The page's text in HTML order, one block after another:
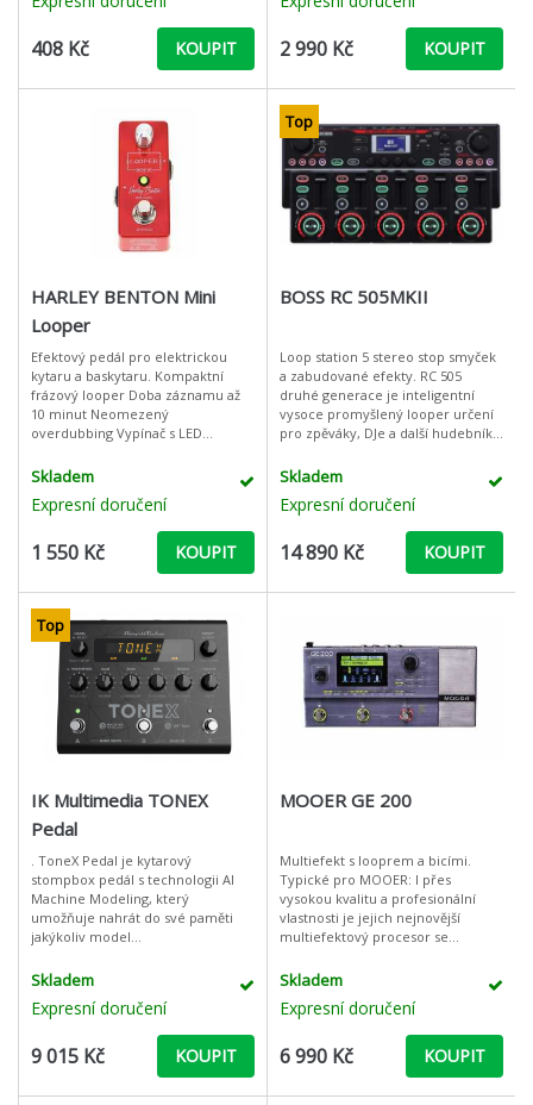
408 Kč KOUPIT 2 990 Kč KOUPIT
HARLEY BENTON Mini
Looper
Efektový pedál pro elektrickou
kytaru a baskytaru. Kompaktní
frázový looper Doba záznamu až
10 minut Neomezený
overdubbing Vypínač s LED
pouzdro 6,3 mm jack vstup
Skladem
Expresní doručení
1 550 Kč KOUPIT
Top
BOSS RC 505MKII
Loop station 5 stereo stop smyček
a zabudované efekty. RC 505
druhé generace je inteligentní
vysoce promyšlený looper určení
pro zpěváky, DJe a další hudebníky.
můžete mít vždy po ruce
Skladem
Expresní doručení
14 890 Kč KOUPIT
Top
IK Multimedia TONEX
Pedal
. ToneX Pedal je kytarový
stompbox pedál s technologii AI
Machine Modeling, který
umožňuje nahrát do své paměti
jakýkoliv model
kabinetů a pedálů na světě včetně
Skladem
Expresní doručení
9 015 Kč KOUPIT
MOOER GE 200
Multiefekt s looprem a bicími.
Typické pro MOOER: I přes
vysokou kvalitu a profesionální
vlastnosti je jejich nejnovější
multiefektový procesor se
dostupnou cenou Má 55 vysoce
Skladem
Expresní doručení
6 990 Kč KOUPIT